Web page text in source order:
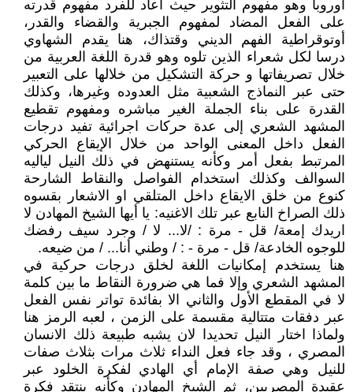
أوروبا وهو مفهوم التثوير حيث أعاد للفرد مفهوم قدرته
على الفعل المضاد لمفهوم الجبرية والقضاء والقدر،
أوتوقراطية الفهم الديني وقتذاك، هنا يقدم الشهاوي
درسا لكل شعراء الذين تلوه وهو قدرة اللغة العربية من
خلال تصريفاتها و حركة التشكيل من خلالها على التعبير
حتى عبر النماذج الشعبية مثل العدوده وغيرها، وكذلك
القدرة على بناء الجملة الغير مباشره ومفهوم تقطيع
المشهد الشعري إلى عدة حركات اجرائية تفيد درجات
الفعل داخل المعنى الواحد من خلال الإيقاع الحركي
المرتبط بفعل أمر وكأنه يستنهض في ذلك النيل لياليه
السوالف وكذلك استخدام الفواصل والنقاط الشارحة
كنوع من خلق الايقاع داخل المتلقي او الاشعار بقسوه
ذلك الصراخ النابع عبر تلك الاغنيه: يا أيها الشيخ المهادن لا
اريدك إمعة/ قل - مرة : /لا... لا / وجرد سيف رفضك
للوجوه الخادعة/ قل - مرة - : / وطني أنا... / من ضيعه.
هنا يستخدم إمكانيات اللغة لخلق درجات حركية في
المشهد الشعري وإلا فما هي ضرورة النقاط ما بين كلمة
لا في المقطع الأول والثاني الا بفائدة تواتر نفس الفعل
عبر دفقات متتالية مقسمة على الزمن ، لعبه الرمز هنا
ولماذا اختار النيل تحديدا لان يشبه طبيعة ذلك الانسان
المصري ، وقد جاء فعل النداء ثلاث مرات بثلاث صفات
للنيل وهي صفة الإمام أي الهادي لفكرة الخلود عبر
عقيدة المصريين، ثم الشيخ المهادن وكأنه ينتقد فكرة